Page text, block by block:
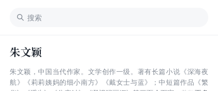
朱文颖
朱文颖，中国当代作家。文学创作一级。著有长篇小说《深海夜
航》《莉莉姨妈的细小南方》《戴女士与蓝》；中短篇作品《繁